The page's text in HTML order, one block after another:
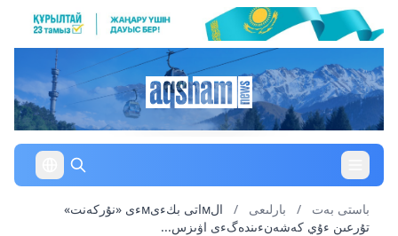
باستى بەت / بارلىعى /
الмاتى بكءىмءى «نۇركەنت»
تۇرعىن ءۇي كەشەنءىندەگءى اۋىزس...